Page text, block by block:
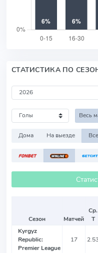
СТАТИСТИКА ПО
Весь
Дома На выезде Все
Сезон Матчей
Ср.
Т
Kyrgyz
Republic:
Premier League
17